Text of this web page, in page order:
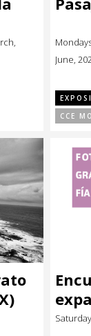
June,
CCE